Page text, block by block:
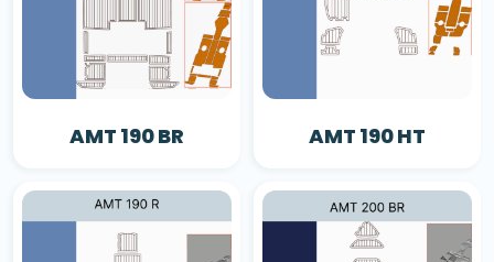
AMT 190 BR AMT 190 HT